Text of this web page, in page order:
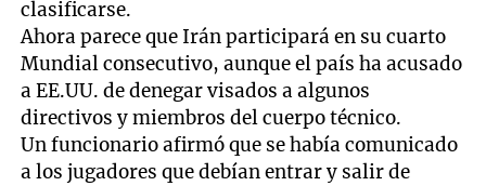
clasificarse.
Ahora parece que Irán participará en su cuarto
Mundial consecutivo, aunque el país ha acusado
a EE.UU. de denegar visados a algunos
directivos y miembros del cuerpo técnico.
Un funcionario afirmó que se había comunicado
a los jugadores que debían entrar y salir de